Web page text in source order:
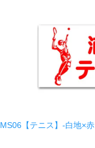
MS06【テニス】-白地×赤